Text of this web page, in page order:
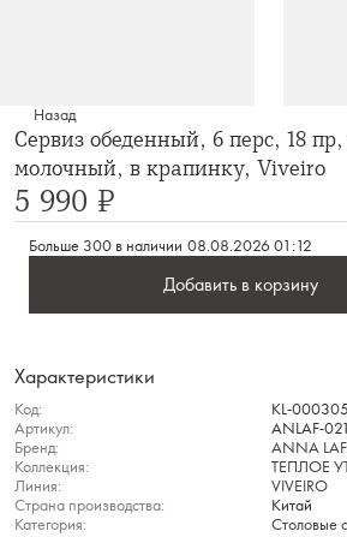
Назад
Сервиз обеденный, 6 перс, 18
молочный, в крапинку, Viveiro
5 990 ₽
Больше 300 в наличии 08.08.2026 01:12
Добавить в корзину
Характеристики
Код:
KL-
Артикул:
ANLAF-
Бренд:
ANNA
Коллекция:
ТЕПЛОЕ
Линия:
VIVEIRO
Страна производства:
Китай
Категория:
Столовые